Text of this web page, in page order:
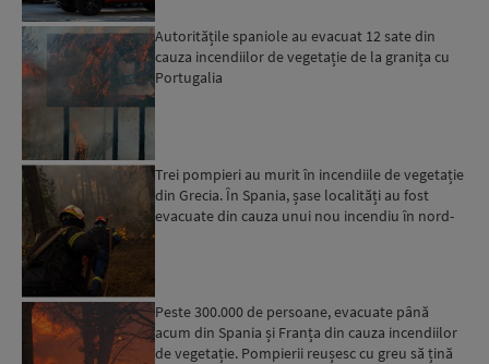
Autoritățile spaniole au evacuat 12 sate din
cauza incendiilor de vegetație de la granița cu
Portugalia
Trei pompieri au murit în incendiile de vegetație
din Grecia. În Spania, șase localități au fost
evacuate din cauza unui nou incendiu în nord-
Peste 300.000 de persoane, evacuate până
acum din Spania și Franța din cauza incendiilor
de vegetație. Pompierii reușesc cu greu să țină